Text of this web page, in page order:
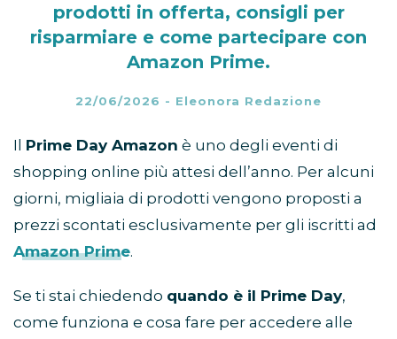
prodotti in offerta, consigli per
risparmiare e come partecipare con
Amazon Prime.
22/06/2026 - Eleonora Redazione
Il Prime Day Amazon è uno degli eventi di
shopping online più attesi dell’anno. Per alcuni
giorni, migliaia di prodotti vengono proposti a
prezzi scontati esclusivamente per gli iscritti ad
Amazon Prime.
Se ti stai chiedendo quando è il Prime Day,
come funziona e cosa fare per accedere alle